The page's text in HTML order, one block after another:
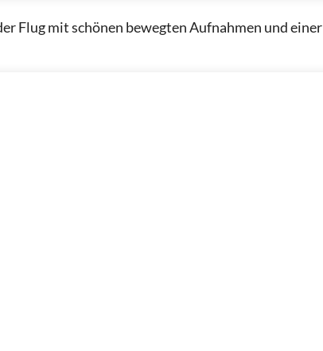
Flug mit schönen bewegten Aufnahmen und einer